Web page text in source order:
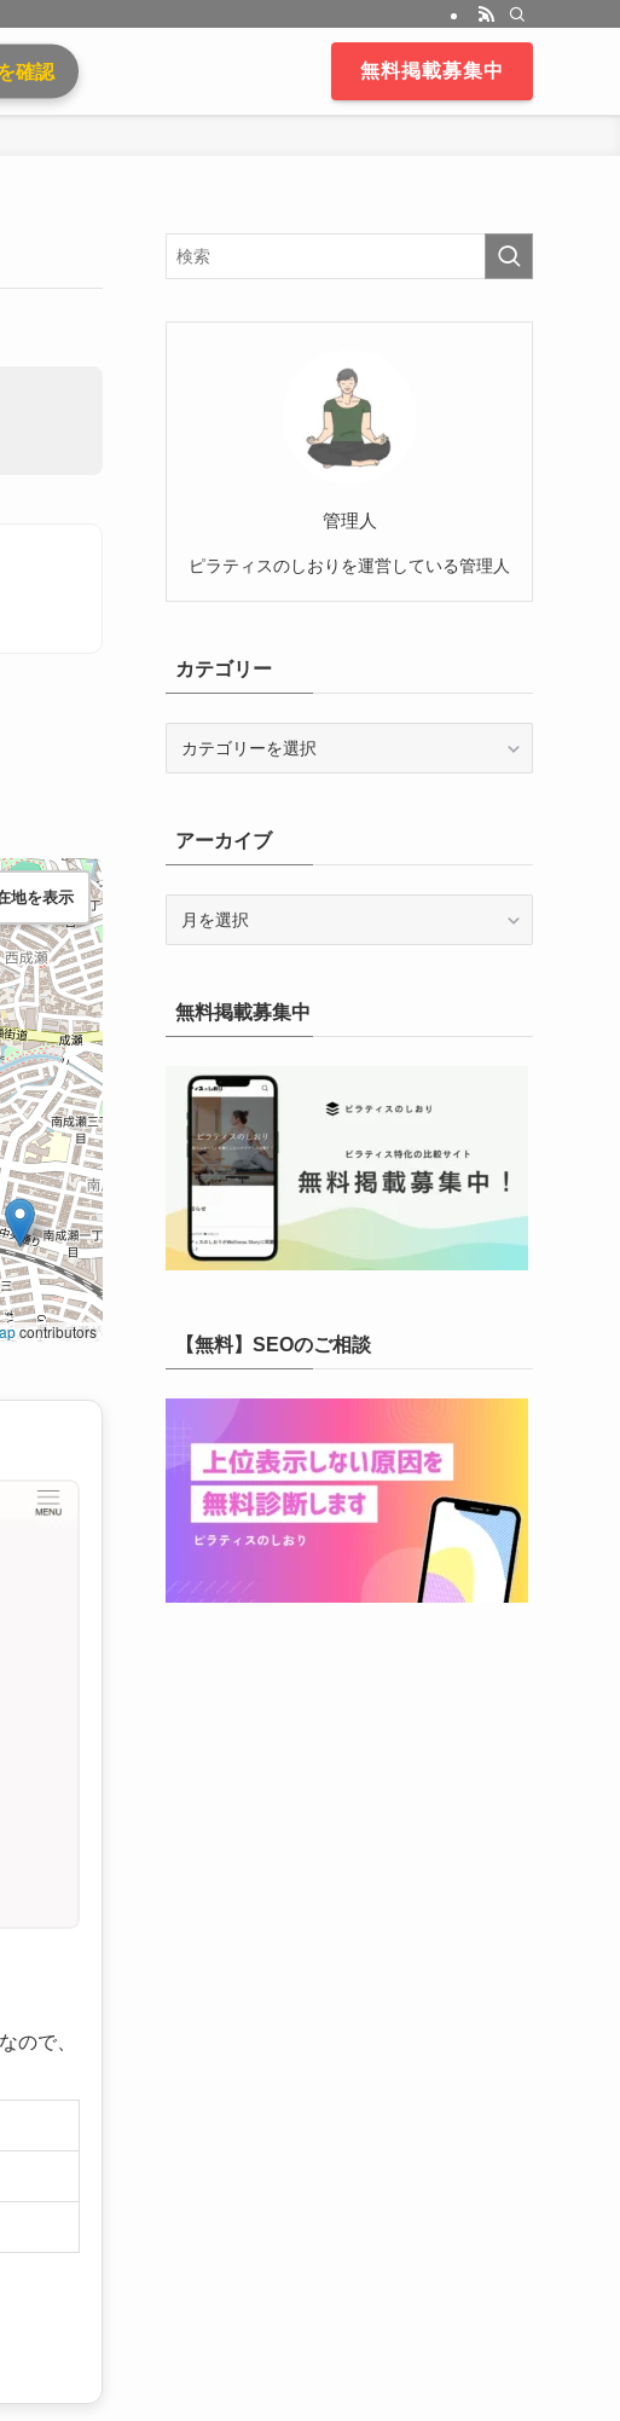
無料掲載募集中
確認
contributors
地を表示
ので、
管理人
ピラティスのしおりを運営している管理人
カテゴリー
ーアーカイブ
ブ無料掲載募集中
【無料】SEOのご相談